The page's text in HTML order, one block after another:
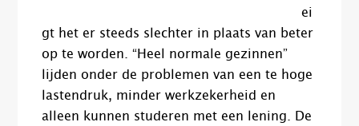
ei
gt het er steeds slechter in plaats van beter
op te worden. “Heel normale gezinnen”
lijden onder de problemen van een te hoge
lastendruk, minder werkzekerheid en
alleen kunnen studeren met een lening. De